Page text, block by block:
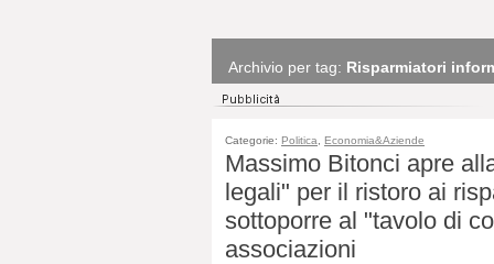
Archivio per tag: Risparmiatori
Categorie: Politica Economia&Aziende
Massimo Bitonci apre
legali" per il ristoro ai
sottoporre al "tavolo di
associazioni